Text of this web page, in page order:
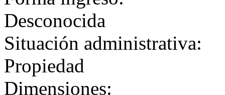
Desconocida
Situación administrativa:
Propiedad
Dimensiones: